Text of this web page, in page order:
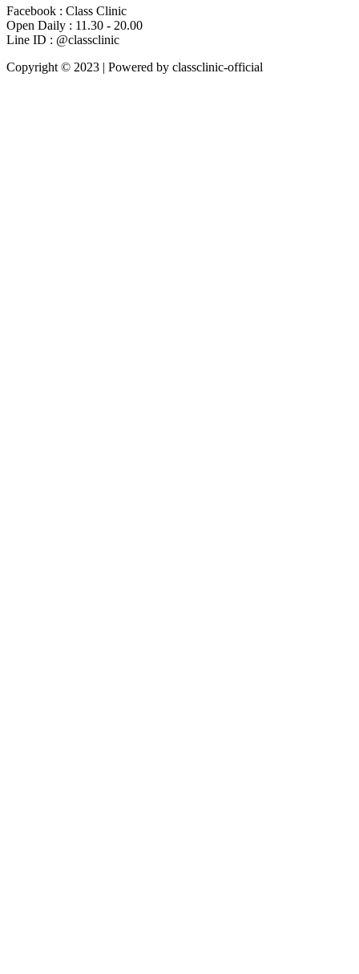
Facebook : Class Clinic
Open Daily : 11.30 - 20.00
Line ID : @classclinic​
Copyright © 2023 | Powered by classclinic-official